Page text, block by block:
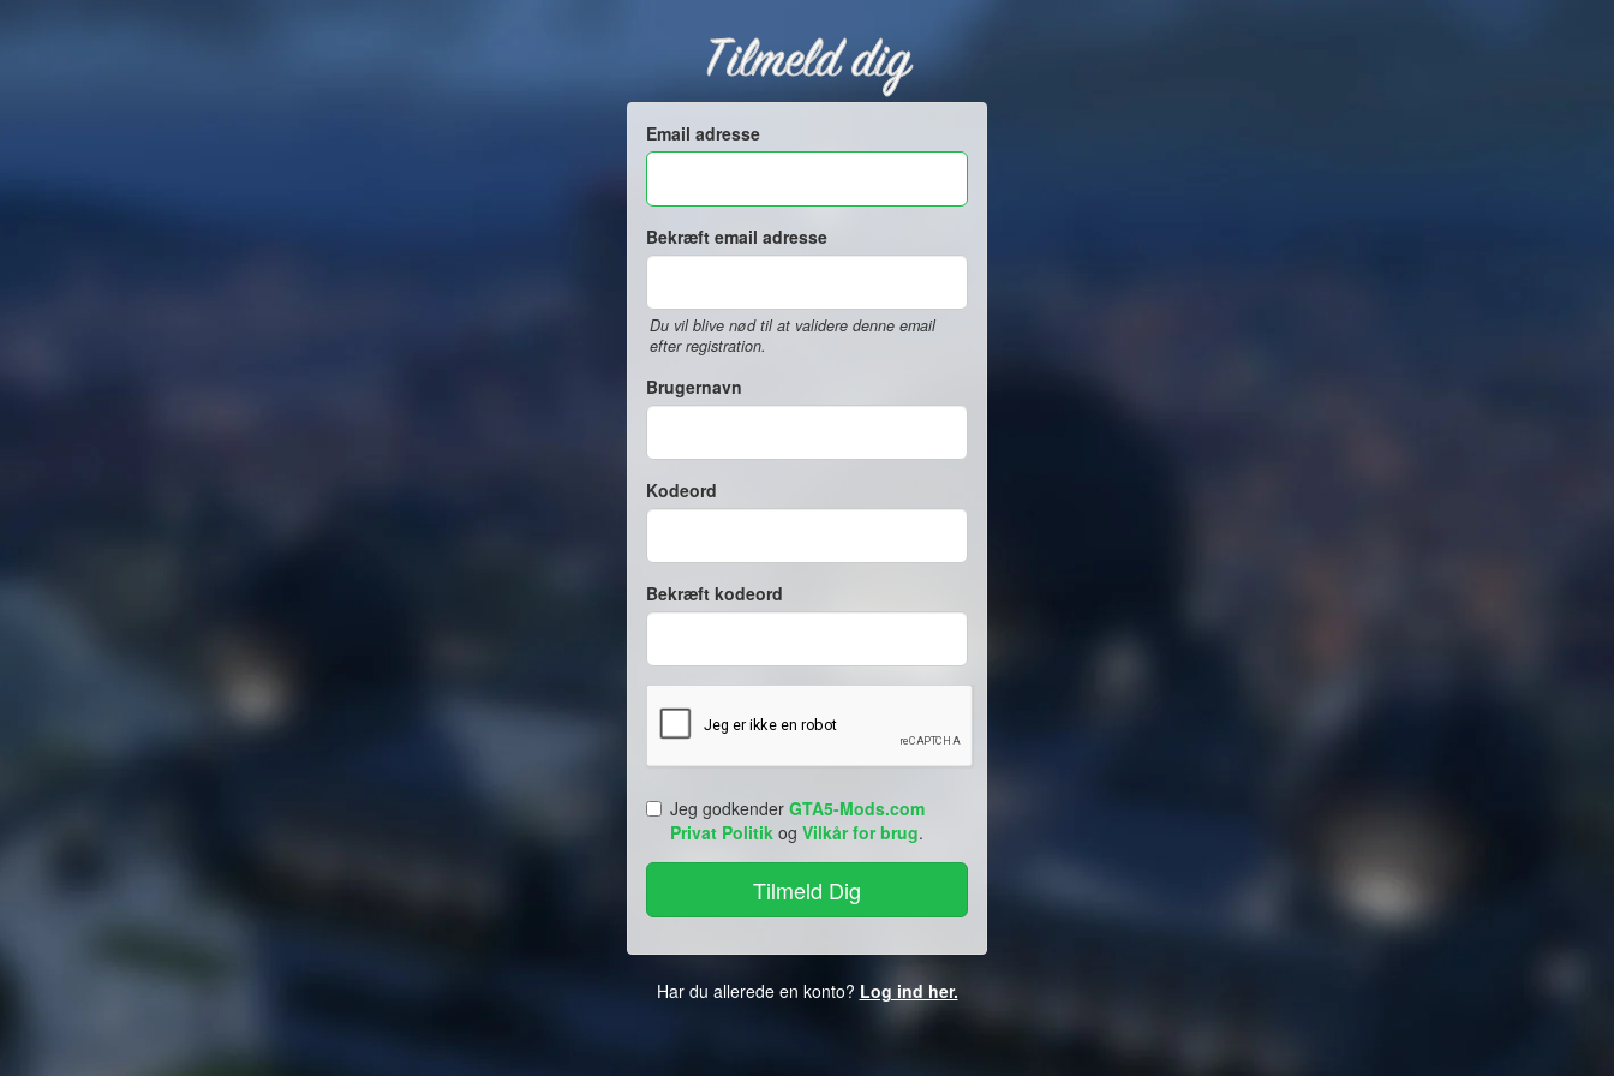
Tilmeld dig
Email adresse
Bekræft email adresse
Du vil blive nød til at validere denne email
efter registration.
Brugernavn
Kodeord
Bekræft kodeord
Jeg godkender GTA5-Mods.com
Privat Politik og Vilkår for brug.
Har du allerede en konto? Log ind her.